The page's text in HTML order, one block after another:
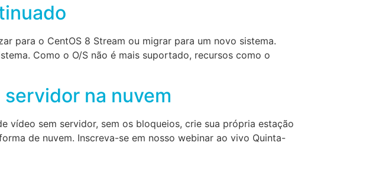
para o CentOS 8 Stream ou migrar para um novo sistema.
Como o O/S não é mais suportado, recursos como o
na nuvem
vídeo sem servidor, sem os bloqueios, crie sua própria estação
de nuvem. Inscreva-se em nosso webinar ao vivo Quinta-